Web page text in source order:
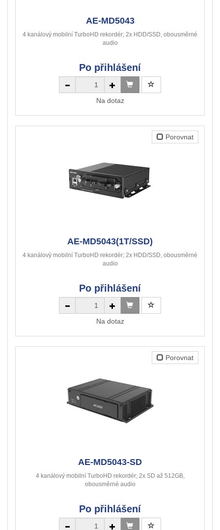
AE-MD5043
4 kanálový mobilní TurboHD rekordér; 2x HDD/SSD, obousměrné
audio
Po přihlášení
Na dotaz
Porovnat
AE-MD5043(1T/SSD)
4 kanálový mobilní TurboHD rekordér; 2x HDD/SSD, obousměrné
audio
Po přihlášení
Na dotaz
Porovnat
AE-MD5043-SD
4 kanálový mobilní TurboHD rekordér; 2x SD až 512GB,
obousměrné audio
Po přihlášení